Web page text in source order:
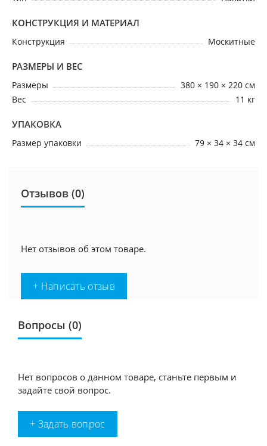
КОНСТРУКЦИЯ И МАТЕРИАЛ
Конструкция Москитные
РАЗМЕРЫ И ВЕС
Размеры
380 × 190 × 220 см
Вес
11 кг
УПАКОВКА
Размер упаковки 79 × 34 × 34 см
Отзывов (0)
Нет отзывов об этом товаре.
+ Написать отзыв
Вопросы (0)
Нет вопросов о данном товаре, станьте первым и
задайте свой вопрос.
+ Задать вопрос